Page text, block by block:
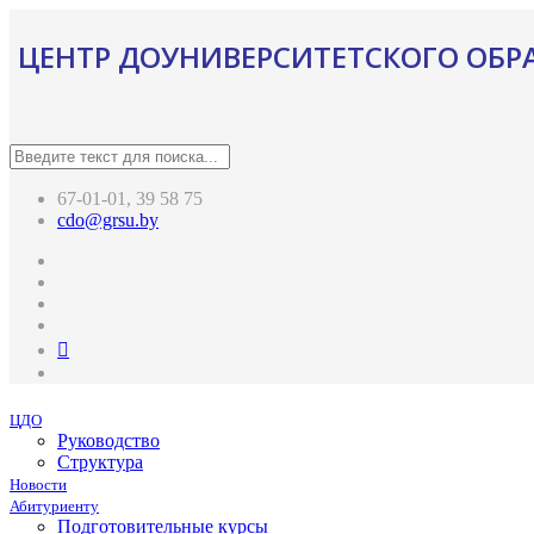
ЦЕНТР ДОУНИВЕРСИТЕТСКОГО
67-01-01, 39 58 75
cdo@grsu.by
ЦДО
Руководство
Структура
Новости
Абитуриенту
Подготовительные курсы